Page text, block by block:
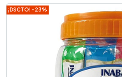
¡DSCTO! -23%